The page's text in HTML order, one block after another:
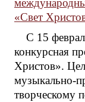
«Свет
С 15
конкурсная
Христов».
музыкально-
творческому